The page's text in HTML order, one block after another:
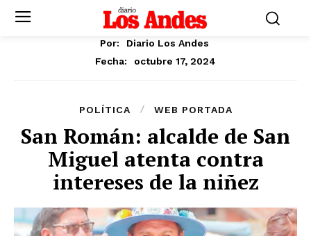
Por:
Diario Los Andes
Fecha:
octubre 17, 2024
POLÍTICA WEB PORTADA
San Román: alcalde de San
Miguel atenta contra
intereses de la niñez